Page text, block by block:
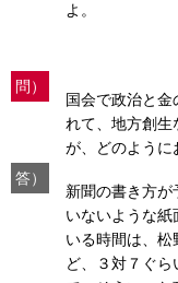
よ。
問）
国会で政治と金
れて、地方創生
が、どのように
答）
新聞の書き方
いないような
いる時間は、
ど、３対７ぐ